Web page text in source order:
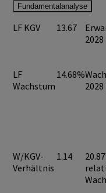
Fundamentalanalyse
LF KGV 13.67
2028
LF
Wachstum
14.68%
2028
W/KGV-
Verhältnis
1.14